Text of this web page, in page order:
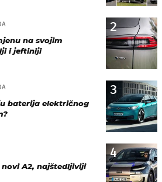
2
na svojim
i jeftiniji
3
baterija električnog
4
A2, najštedljiviji